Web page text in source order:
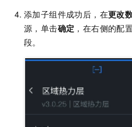
添加子组件成功后，在更改
源，单击确定 ，在右侧的配
段。